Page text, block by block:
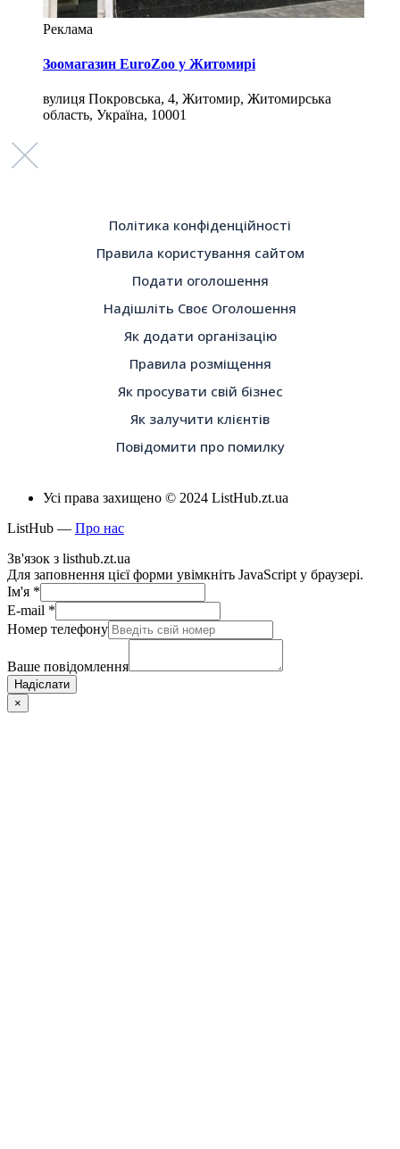
Реклама
Зоомагазин EuroZoo у Житомирі
вулиця Покровська, 4, Житомир, Житомирська
область, Україна, 10001
Політика конфіденційності
Правила користування сайтом
Подати оголошення
Надішліть Своє Оголошення
Як додати організацію
Правила розміщення
Як просувати свій бізнес
Як залучити клієнтів
Повідомити про помилку
Усі права захищено © 2024 ListHub.zt.ua
ListHub — Про нас
Зв'язок з listhub.zt.ua
Для заповнення цієї форми увімкніть JavaScript у браузері.
Ім'я *
E-mail *
Номер телефону
Ваше повідомлення
Надіслати
×